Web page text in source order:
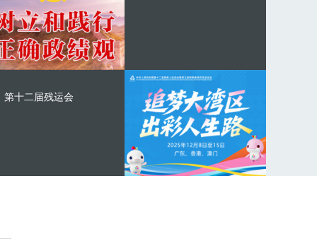
第十二届残运会